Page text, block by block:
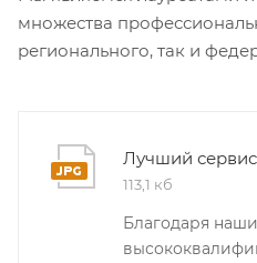
множества
регионального, так и
Лучший
113,1 кб
Благодаря